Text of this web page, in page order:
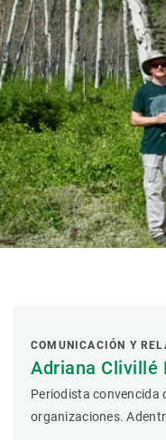
COMUNICACIÓN Y
Adriana Clivillé
Periodista convencida
organizaciones.